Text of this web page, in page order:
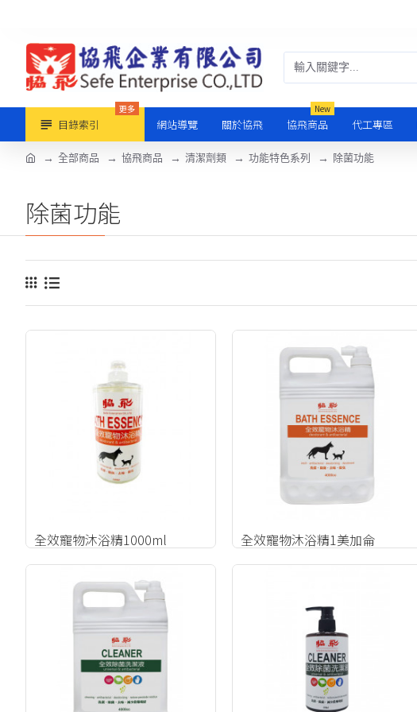
目錄索引
更多
網站導覽 關於協飛 協飛商品
New
代工專區
全部商品 協飛商品 清潔劑類 功能特色系列 除菌功能
除菌功能
全效寵物沐浴精1000ml 全效寵物沐浴精1美加侖